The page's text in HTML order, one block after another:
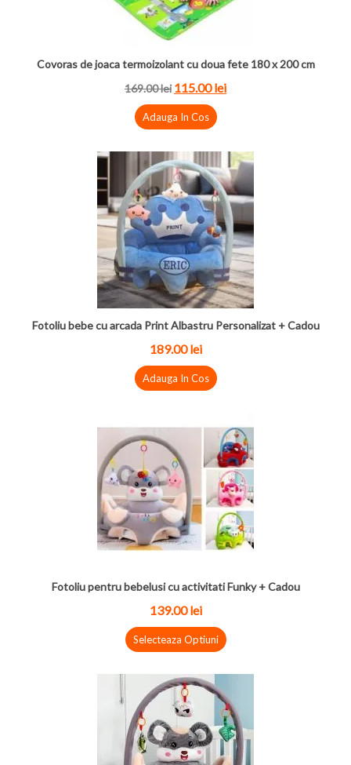
Covoras de joaca termoizolant cu doua fete 180 x 200 cm
169.00 lei 115.00 lei
Adauga In Cos
Fotoliu bebe cu arcada Print Albastru Personalizat + Cadou
189.00 lei
Adauga In Cos
Fotoliu pentru bebelusi cu activitati Funky + Cadou
139.00 lei
Selecteaza Optiuni